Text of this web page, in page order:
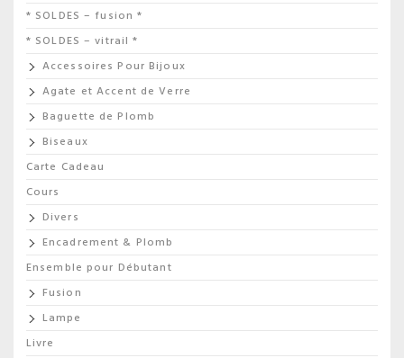
* SOLDES – fusion *
* SOLDES – vitrail *
Accessoires Pour Bijoux
Agate et Accent de Verre
Baguette de Plomb
Biseaux
Carte Cadeau
Cours
Divers
Encadrement & Plomb
Ensemble pour Débutant
Fusion
Lampe
Livre